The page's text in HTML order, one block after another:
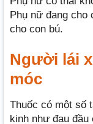
Phụ nữ đang cho
cho con bú.
Người lái
móc
Thuốc có một số
kinh như đau đầu